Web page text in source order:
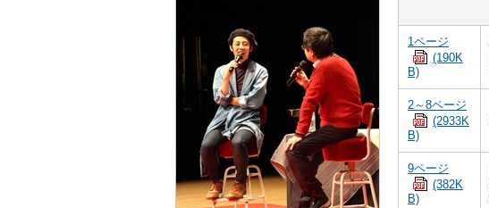
1ページ
(190K
B)
2～8ページ
(2933K
B)
9ページ
(382K
B)